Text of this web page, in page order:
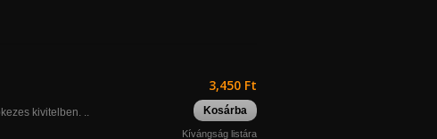
kivitelben. ..
3,450 Ft
Kosárba
Kívángság listára